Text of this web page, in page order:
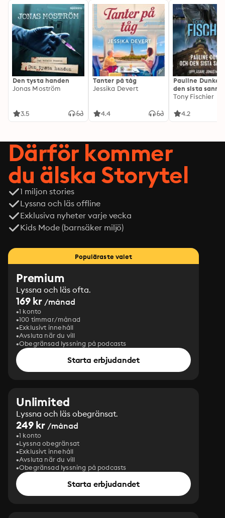
Den tysta handen
Jonas Moström
3.5
Tanter på tåg
Jessika Devert
4.4
Pauline Dunker
den sista
Tony Fischier
4.2
Därför kommer
du älska Storytel
1 miljon stories
Lyssna och läs offline
Exklusiva nyheter varje vecka
Kids Mode (barnsäker miljö)
Populäraste valet
Premium
Lyssna och läs ofta.
169 kr /månad
1 konto
100 timmar/månad
Exklusivt innehåll
Avsluta när du vill
Obegränsad lyssning på podcasts
Starta erbjudandet
Unlimited
Lyssna och läs obegränsat.
249 kr /månad
1 konto
Lyssna obegränsat
Exklusivt innehåll
Avsluta när du vill
Obegränsad lyssning på podcasts
Starta erbjudandet